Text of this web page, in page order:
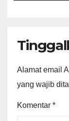
Alamat email
yang wajib
Komentar *